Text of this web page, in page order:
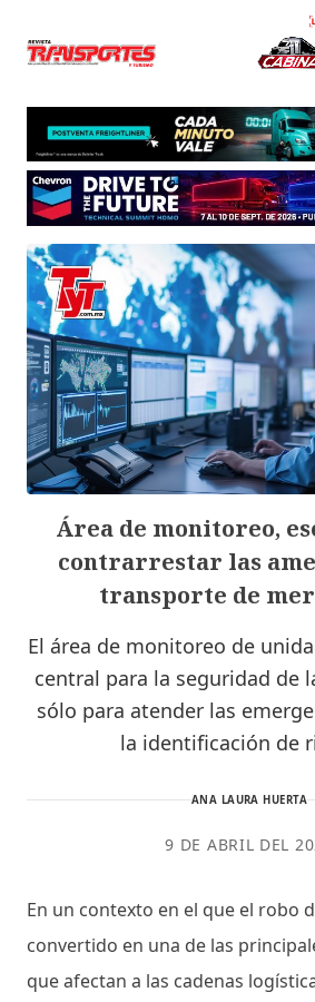
Área de monitoreo,
contrarrestar las
transporte de
El área de monitoreo de
central para la seguridad de
sólo para atender las
la identificación de
ANA LAURA HUERTA
9 DE ABRIL DEL
En un contexto en el que el robo
convertido en una de las
que afectan a las cadenas